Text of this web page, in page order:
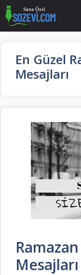
İçeriğe
atla
En Güzel
Mesajları
Mesajları